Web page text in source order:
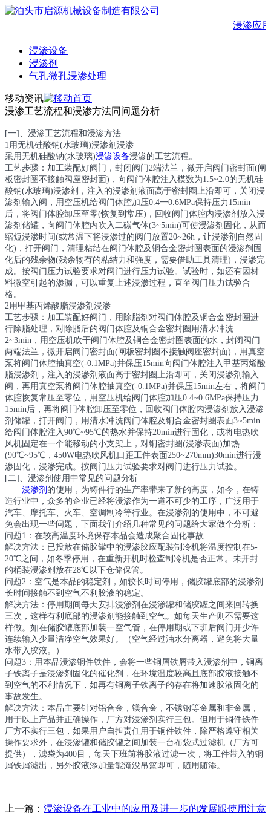
浸渗应
浸渗设备
浸渗剂
气孔微孔浸渗处理
移动资讯
浸渗工艺流程和浸渗方法同问题分析
[一]、浸渗工艺流程和浸渗方法
1用无机硅酸钠(水玻璃)浸渗剂浸渗
采用无机硅酸钠(水玻璃)浸渗设备浸渗的工艺流程。
工艺步骤：加工装配好阀门，封闭阀门2端法兰，微开启阀门密封面(闸
板密封圈不接触阀座密封面)，向阀门体腔注入模数为1.5~2.0的无机硅
酸钠(水玻璃)浸渗剂，注入的浸渗剂液面高于密封圈上沿即可，关闭浸
渗剂输入阀，用空压机给阀门体腔加压0.4一0.6MPa保持压力15min
后，将阀门体腔卸压至零(恢复到常压)，回收阀门体腔内浸渗剂放入浸
渗剂储罐，向阀门体腔内吹入二碳气体(3~5min)可使浸渗剂固化，从而
缩短浸渗时间(或常温下将浸渗过的阀门放置20~26h，让浸渗剂自然固
化)，打开阀门，清理粘结在阀门体腔及铜合金密封圈表面的浸渗剂固
化后的残余物(残余物有的粘结力和强度，需要借助工具清理)，浸渗完
成。按阀门压力试验要求对阀门进行压力试验。试验时，如还有因材
料微空引起的渗漏，可以重复上述浸渗过程，直至阀门压力试验合
格。
2用甲基丙烯酸脂浸渗剂浸渗
工艺步骤：加工装配好阀门，用除脂剂对阀门体腔及铜合金密封圈进
行除脂处理，对除脂后的阀门体腔及铜合金密封圈用清水冲洗
2~3min，用空压机吹干阀门体腔及铜合金密封圈表面的水，封闭阀门
两端法兰，微开启阀门密封面(闸板密封圈不接触阀座密封面)，用真空
泵将阀门体腔抽真空(-0.1MPa)并保压15min向阀门体腔注入甲基丙烯酸
脂浸渗剂，注入的浸渗剂液面高于密封圈上沿即可，关闭浸渗剂输入
阀，再用真空泵将阀门体腔抽真空(-0.1MPa)并保压15min左右，将阀门
体腔恢复常压至零位，用空压机给阀门体腔加压0.4~0.6MPa保持压力
15min后，再将阀门体腔卸压至零位，回收阀门体腔内浸渗剂放入浸渗
剂储罐，打开阀门，用清水冲洗阀门体腔及铜合金密封圈表面3~5min
给阀门体腔注入90℃~95℃的热水并保持20min进行固化，或将电热吹
风机固定在一个能移动的小支架上，对铜密封圈(浸渗表面)加热
(90℃~95℃，450W电热吹风机口距工件表面250~270mm)30min进行浸
渗固化，浸渗完成。按阀门压力试验要求对阀门进行压力试验。
[二]、浸渗剂使用中常见的问题分析
浸渗剂 的使用，为铸件行的生产率带来了新的高度，如今，在铸
造行业中，众多的企业已经将浸渗作为一道不可少的工序，广泛用于
汽车、摩托车、火车、空调制冷等行业。在浸渗剂的使用中，不可避
免会出现一些问题，下面我们介绍几种常见的问题给大家做个分析：
问题1：在较高温度环境保存本品会造成聚合固化事故
解决方法：已投放在储胶罐中的浸渗胶应配装制冷机将温度控制在5-
20℃之间，如冬季停用，在重新开机时检查制冷机是否正常。未开封
的桶装浸渗剂放在28℃以下仓储保管。
问题2：空气是本品的稳定剂，如较长时间停用，储胶罐底部的浸渗剂
长时间接触不到空气不利胶液的稳定。
解决方法：停用期间每天安排浸渗剂在浸渗罐和储胶罐之间来回转换
三次，这样有利底部的浸渗剂能接触到空气。如每天生产则不需要这
样做。如在储胶罐底部加装一空气管，在停用期或下班后阀门开少许
连续输入少量洁净空气效果好。（空气经过油水分离器，避免将大量
水带入胶液。）
问题3：用本品浸渗铜件铁件，会将一些铜屑铁屑带入浸渗剂中，铜离
子铁离子是浸渗剂固化的催化剂，在环境温度较高且底部胶液接触不
到空气的不利情况下，如再有铜离子铁离子的存在将加速胶液固化的
事故发生。
解决方法：本品主要针对铝合金，镁合金，不锈钢等金属和非金属，
用于以上产品并正确操作，厂方对浸渗剂实行三包。但用于铜件铁件
厂方不实行三包，如果用户自担责任用于铜件铁件，除严格遵守相关
操作要求外，在浸渗罐和储胶罐之间加装一台布袋式过滤机（厂方可
提供），滤袋为400目，每天下班前将胶液过滤一次，将工件带入的铜
屑铁屑滤出，另外胶液添加量能淹没吊篮即可，随用随添。
上一篇： 浸渗设备在工业中的应用及进一步的发展跟使用注意